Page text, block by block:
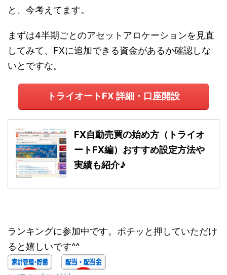
と、今考えてます。
まずは4半期ごとのアセットアロケーションを見直
してみて、FXに追加できる資金があるか確認しな
いとですな。
トライオートFX 詳細・口座開設
FX自動売買の始め方（トライオ
ートFX編）おすすめ設定方法や
実績も紹介♪
ランキングに参加中です。ポチッと押していただけ
ると嬉しいです^^